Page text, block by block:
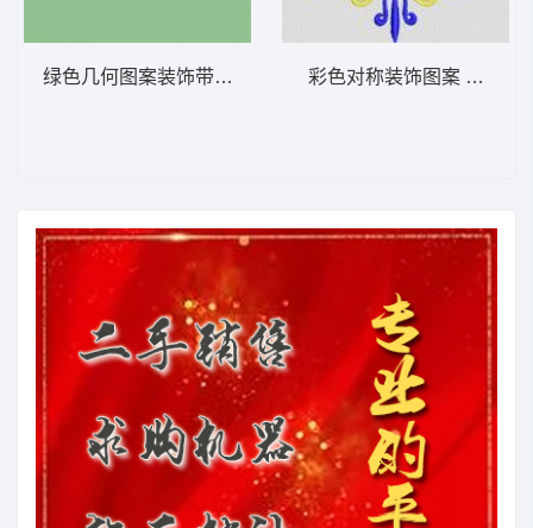
绿色几何图案装饰带 植物花型 彩色对称装饰图案 植物花